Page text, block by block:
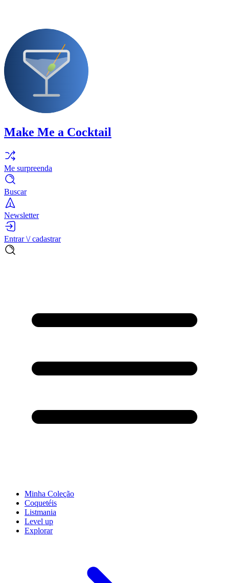
Make Me a Cocktail
Me surpreenda
Buscar
Newsletter
Entrar \/ cadastrar
Minha Coleção
Coquetéis
Listmania
Level up
Explorar